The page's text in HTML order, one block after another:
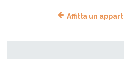
Affitta un